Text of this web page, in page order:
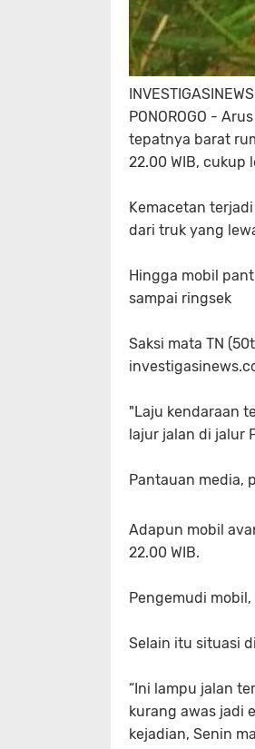
PONOROGO -
tepatnya barat
22.00 WIB, cukup
Kemacetan
dari truk yang
Hingga mobil
sampai ringsek
Saksi mata TN
"Laju kendaraan
lajur jalan di jalur
Pantauan media,
Adapun mobil
22.00 WIB.
Pengemudi
Selain itu situasi
“Ini lampu jalan
kurang awas jadi
kejadian, Senin